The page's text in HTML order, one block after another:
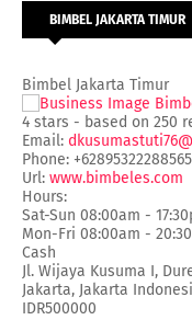
BIMBEL JAKARTA TIMUR
Bimbel Jakarta Timur
4 stars - based on 250
Email:
Phone: +62895322288565
Url: www.bimbeles.com
Hours:
Sat-Sun 08:00am -
Mon-Fri 08:00am -
Cash
Jl. Wijaya Kusuma I,
Jakarta, Jakarta
IDR500000